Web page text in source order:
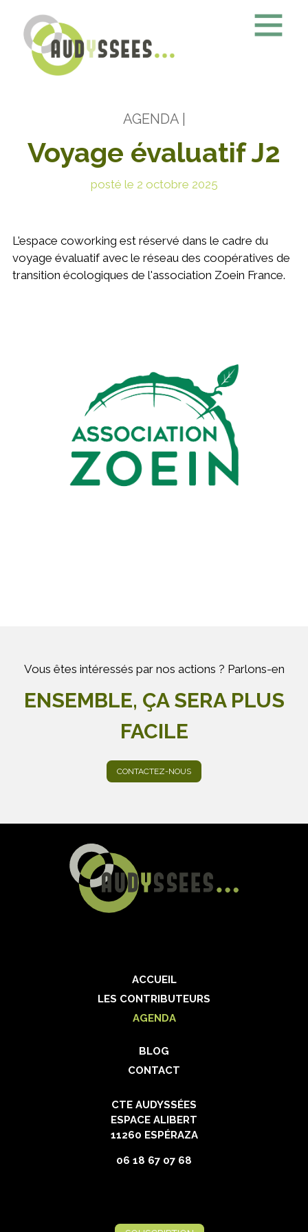
AGENDA|
Voyage évaluatif J2
posté le 2 octobre 2025
L'espace coworking est réservé dans le cadre du
voyage évaluatif avec le réseau des coopératives de
transition écologiques de l'association Zoein France.
Vous êtes intéressés par nos actions ? Parlons-en
ENSEMBLE, ÇA SERA PLUS
FACILE
CONTACTEZ-NOUS
ACCUEIL
LES CONTRIBUTEURS
AGENDA
BLOG
CONTACT
CTE AUDYSSÉES
ESPACE ALIBERT
11260 ESPÉRAZA
06 18 67 07 68